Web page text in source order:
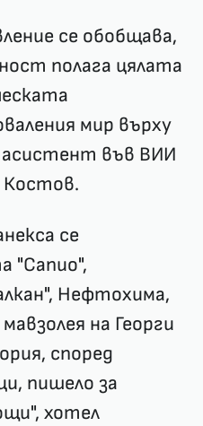
се обобщава,
полага цялата
мир върху
във ВИИ
Костов.
се
"Сапио",
Нефтохима,
на Георги
според
пишело за
хотел